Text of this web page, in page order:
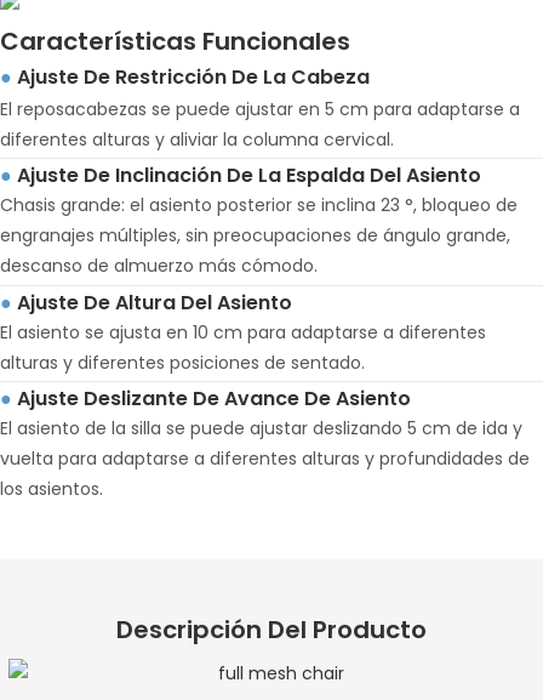
Características Funcionales
● Ajuste De Restricción De La Cabeza
El reposacabezas se puede ajustar en 5 cm para adaptarse a
diferentes alturas y aliviar la columna cervical.
● Ajuste De Inclinación De La Espalda Del Asiento
Chasis grande: el asiento posterior se inclina 23 °, bloqueo de
engranajes múltiples, sin preocupaciones de ángulo grande,
descanso de almuerzo más cómodo.
● Ajuste De Altura Del Asiento
El asiento se ajusta en 10 cm para adaptarse a diferentes
alturas y diferentes posiciones de sentado.
● Ajuste Deslizante De Avance De Asiento
El asiento de la silla se puede ajustar deslizando 5 cm de ida y
vuelta para adaptarse a diferentes alturas y profundidades de
los asientos.
Descripción Del Producto